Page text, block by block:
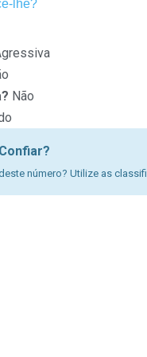
lhe?
Não
número? Utilize as